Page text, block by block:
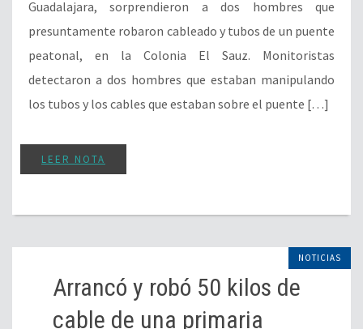
Guadalajara, sorprendieron a dos hombres que
presuntamente robaron cableado y tubos de un puente
peatonal, en la Colonia El Sauz. Monitoristas
detectaron a dos hombres que estaban manipulando
los tubos y los cables que estaban sobre el puente […]
LEER NOTA
NOTICIAS
Arrancó y robó 50 kilos de
cable de una primaria